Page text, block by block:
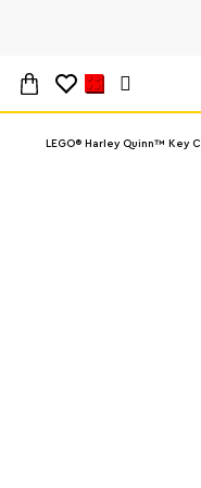
LEGO® Harley Quinn™